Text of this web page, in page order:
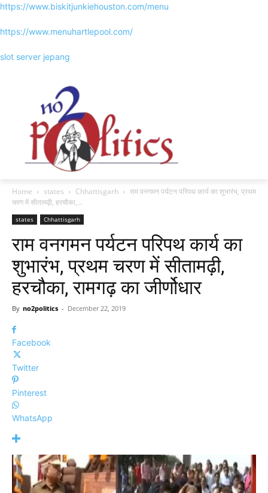
https://www.biskitjunkiehouston.com/menu
https://www.menuhartlepool.com/
slot server jepang
Home states Chhattisgarh
राम वनगमन पर्यटन परिपथ कार्य का शुभारंभ, प्रथम
चरण में सीतामढ़ी, हरचौका,...
states Chhattisgarh
राम वनगमन पर्यटन परिपथ कार्य का
शुभारंभ, प्रथम चरण में सीतामढ़ी,
हरचौका, रामगढ़ का जीर्णोधार
By no2politics - December 22, 2019
Facebook
Twitter
Pinterest
WhatsApp